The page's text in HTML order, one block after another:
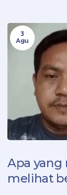
the AP poll is
3
Agu
Apa
melihat